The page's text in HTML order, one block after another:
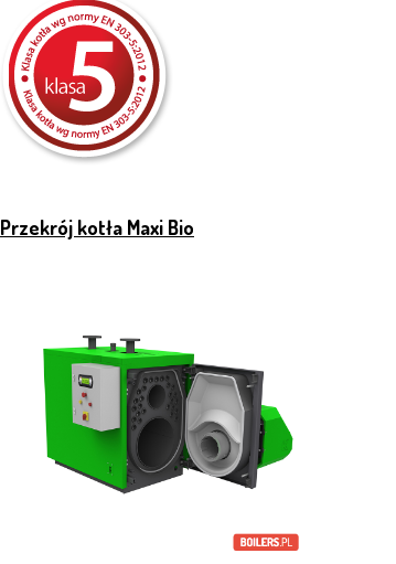
Przekrój kotła Maxi Bio